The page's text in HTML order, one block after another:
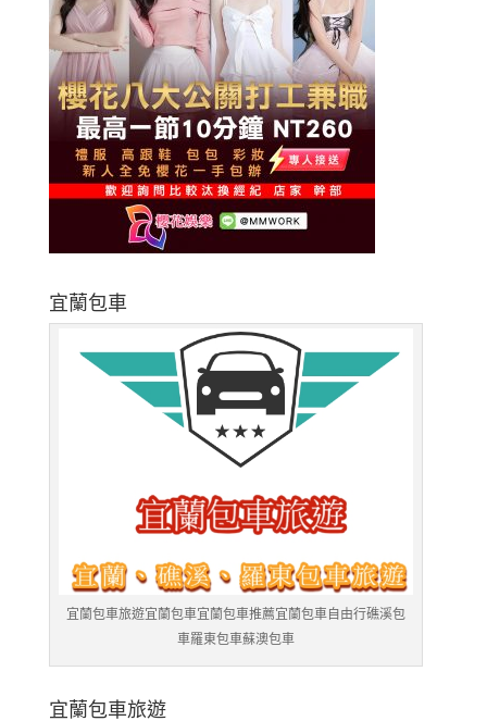
宜蘭包車
宜蘭包車旅遊宜蘭包車宜蘭包車推薦宜蘭包車自由行礁溪包
車羅東包車蘇澳包車
宜蘭包車旅遊